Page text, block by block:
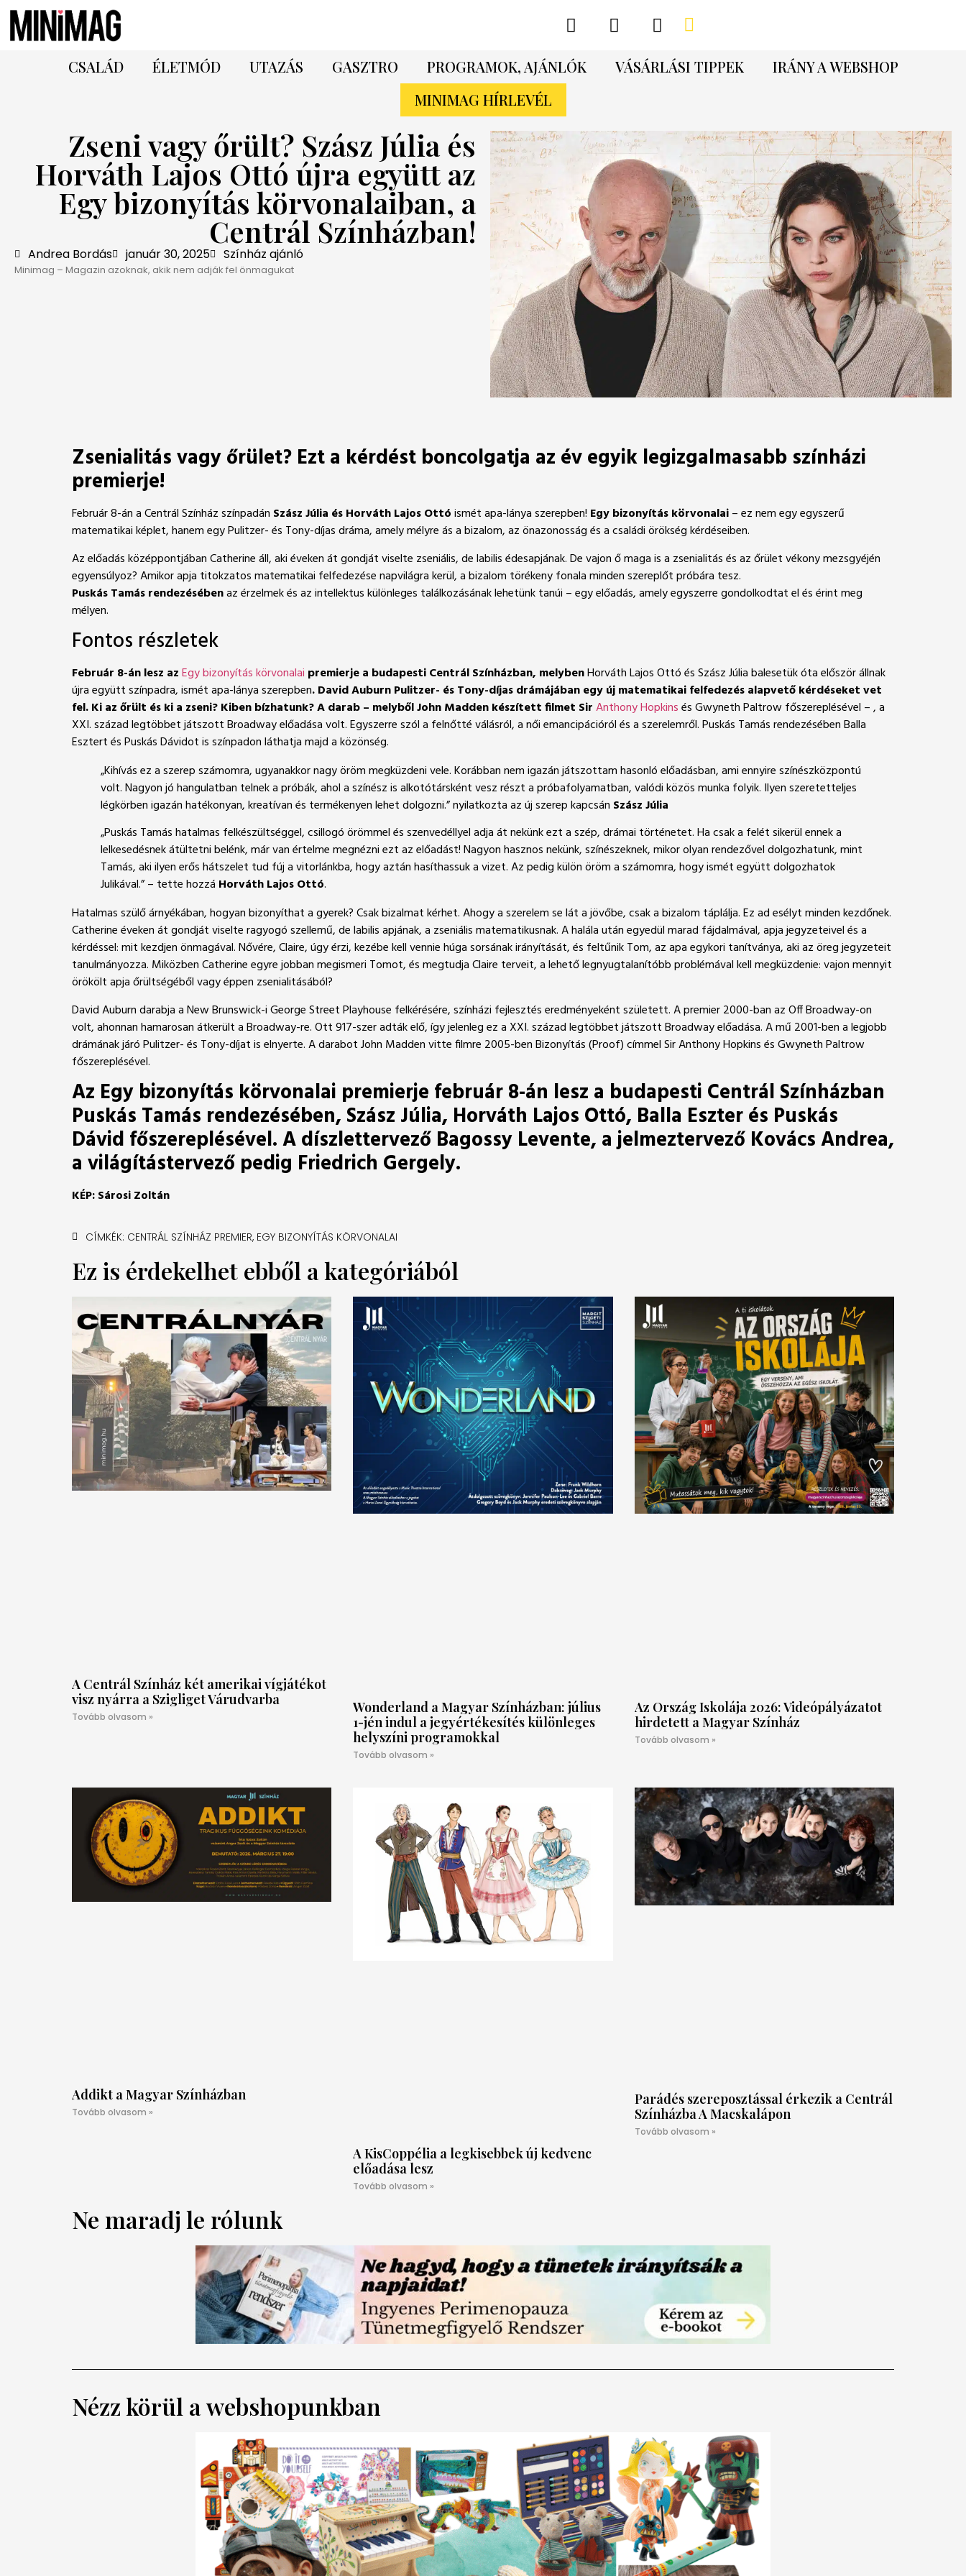
CSALÁD ÉLETMÓD UTAZÁS GASZTRO PROGRAMOK, AJÁNLÓK VÁSÁRLÁSI TIPPEK
IRÁNY A WEBSHOP
MINIMAG HÍRLEVÉL
Zseni vagy őrült? Szász Júlia és
Horváth Lajos Ottó újra együtt az
Egy bizonyítás körvonalaiban, a
Centrál Színházban!
Andrea Bordás január 30, 2025 Színház ajánló
Minimag – Magazin azoknak, akik nem adják fel önmagukat
Zsenialitás vagy őrület? Ezt a kérdést boncolgatja az év egyik legizgalmasabb színházi
premierje!
Február 8-án a Centrál Színház színpadán Szász Júlia és Horváth Lajos Ottóismét apa-lánya szerepben! Egy bizonyítás körvonalai– ez nem egy egyszerű
matematikai képlet, hanem egy Pulitzer- és Tony-díjas dráma, amely mélyre ás a bizalom, az önazonosság és a családi örökség kérdéseiben.
Az előadás középpontjában Catherine áll, aki éveken át gondját viselte zseniális, de labilis édesapjának. De vajon ő maga is a zsenialitás és az őrület vékony mezsgyéjén
egyensúlyoz? Amikor apja titokzatos matematikai felfedezése napvilágra kerül, a bizalom törékeny fonala minden szereplőt próbára tesz.
Puskás Tamás rendezésébenaz érzelmek és az intellektus különleges találkozásának lehetünk tanúi – egy előadás, amely egyszerre gondolkodtat el és érint meg
mélyen.
Fontos részletek
Február 8-án lesz azEgy bizonyítás körvonalai premierje a budapesti Centrál Színházban, melybenHorváth Lajos Ottó és Szász Júlia balesetük óta először állnak
újra együtt színpadra, ismét apa-lánya szerepben. David AuburnPulitzer- és Tony-díjas drámájában egy új matematikai felfedezés alapvető kérdéseket vet
fel. Ki az őrült és ki a zseni?Kiben bízhatunk?A darab – melyből John Madden készített filmet SirAnthony Hopkinsés Gwyneth Paltrow főszereplésével – , a
XXI. század legtöbbet játszott Broadway előadása volt. Egyszerre szól a felnőtté válásról, a női emancipációról és a szerelemről. Puskás Tamás rendezésében Balla
Esztert és Puskás Dávidot is színpadon láthatja majd a közönség.
„Kihívás ez a szerep számomra, ugyanakkor nagy öröm megküzdeni vele. Korábban nem igazán játszottam hasonló előadásban, ami ennyire színészközpontú
volt. Nagyon jó hangulatban telnek a próbák, ahol a színész is alkotótársként vesz részt a próbafolyamatban, valódi közös munka folyik. Ilyen szeretetteljes
légkörben igazán hatékonyan, kreatívan és termékenyen lehet dolgozni.” nyilatkozta az új szerep kapcsán Szász Júlia
„Puskás Tamás hatalmas felkészültséggel, csillogó örömmel és szenvedéllyel adja át nekünk ezt a szép, drámai történetet. Ha csak a felét sikerül ennek a
lelkesedésnek átültetni belénk, már van értelme megnézni ezt az előadást! Nagyon hasznos nekünk, színészeknek, mikor olyan rendezővel dolgozhatunk, mint
Tamás, aki ilyen erős hátszelet tud fúj a vitorlánkba, hogy aztán hasíthassuk a vizet. Az pedig külön öröm a számomra, hogy ismét együtt dolgozhatok
Julikával.” – tette hozzá Horváth Lajos Ottó.
Hatalmas szülő árnyékában, hogyan bizonyíthat a gyerek? Csak bizalmat kérhet. Ahogy a szerelem se lát a jövőbe, csak a bizalom táplálja. Ez ad esélyt minden kezdőnek.
Catherine éveken át gondját viselte ragyogó szellemű, de labilis apjának, a zseniális matematikusnak. A halála után egyedül marad fájdalmával, apja jegyzeteivel és a
kérdéssel: mit kezdjen önmagával. Nővére, Claire, úgy érzi, kezébe kell vennie húga sorsának irányítását, és feltűnik Tom, az apa egykori tanítványa, aki az öreg jegyzeteit
tanulmányozza. Miközben Catherine egyre jobban megismeri Tomot, és megtudja Claire terveit, a lehető legnyugtalanítóbb problémával kell megküzdenie: vajon mennyit
örökölt apja őrültségéből vagy éppen zsenialitásából?
David Auburn darabja a New Brunswick-i George Street Playhouse felkérésére, színházi fejlesztés eredményeként született. A premier 2000-ban az Off Broadway-on
volt, ahonnan hamarosan átkerült a Broadway-re. Ott 917-szer adták elő, így jelenleg ez a XXI. század legtöbbet játszott Broadway előadása. A mű 2001-ben a legjobb
drámának járó Pulitzer- és Tony-díjat is elnyerte. A darabot John Madden vitte filmre 2005-ben Bizonyítás (Proof) címmel Sir Anthony Hopkins és Gwyneth Paltrow
főszereplésével.
Az Egy bizonyítás körvonalai premierje február 8-án lesz a budapesti Centrál Színházban
Puskás Tamás rendezésében, Szász Júlia, Horváth Lajos Ottó, Balla Eszter és Puskás
Dávid főszereplésével. A díszlettervező Bagossy Levente, a jelmeztervező Kovács Andrea,
a világítástervező pedig Friedrich Gergely.
KÉP: Sárosi Zoltán
CÍMKÉK: CENTRÁL SZÍNHÁZ PREMIER, EGY BIZONYÍTÁS KÖRVONALAI
Ez is érdekelhet ebből a kategóriából
A Centrál Színház két amerikai vígjátékot
visz nyárra a Szigliget Várudvarba
Tovább olvasom »
Wonderland a Magyar Színházban: július
1-jén indul a jegyértékesítés különleges
helyszíni programokkal
Tovább olvasom »
Az Ország Iskolája 2026: Videópályázatot
hirdetett a Magyar Színház
Tovább olvasom »
Addikt a Magyar Színházban
Tovább olvasom »
A KisCoppélia a legkisebbek új kedvenc
előadása lesz
Tovább olvasom »
Parádés szereposztással érkezik a Centrál
Színházba A Macskalápon
Tovább olvasom »
Ne maradj le rólunk
Nézz körül a webshopunkban